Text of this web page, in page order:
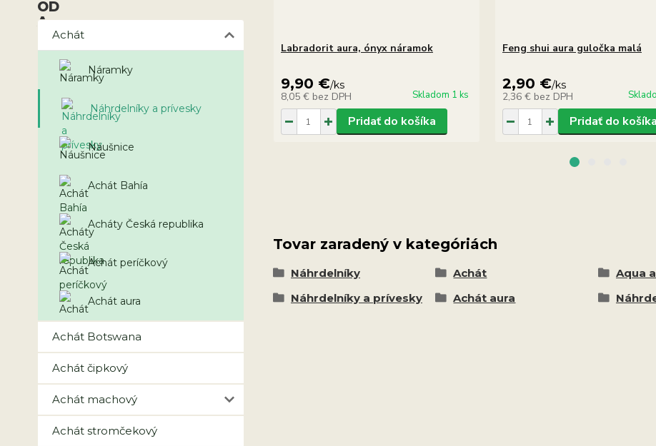
Achát
Náramky
Náhrdelníky a prívesky
Náušnice
Achát Bahía
Acháty Česká republika
Achát períčkový
Achát aura
Achát Botswana
Achát čipkový
Achát machový
Achát stromčekový
Labradorit aura, ónyx náramok
9,90 €/ks
8,05 € bez DPH Skladom 1 ks
Pridať do košíka
Feng shui aura guločka malá
2,90 €/ks
2,36 € bez DPH
Pridať do košíka
Tovar zaradený v kategóriách
Náhrdelníky Achát Aqua
Náhrdelníky a prívesky
Achát aura